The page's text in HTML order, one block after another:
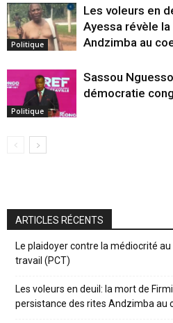
Politique
Les voleurs en
Ayessa révèle
Andzimba au
Politique
Sassou
démocratie
ARTICLES RÉCENTS
Le plaidoyer contre la médiocrité
travail (PCT)
Les voleurs en deuil: la mort de
persistance des rites Andzimba au